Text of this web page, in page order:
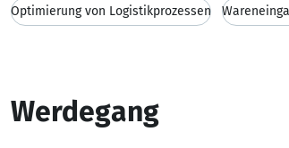
Optimierung von Logistikprozessen
Werdegang